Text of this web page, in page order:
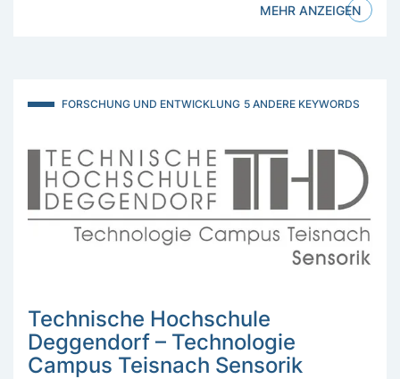
MEHR ANZEIGEN
FORSCHUNG UND ENTWICKLUNG 5 ANDERE KEYWORDS
Technische Hochschule
Deggendorf – Technologie
Campus Teisnach Sensorik